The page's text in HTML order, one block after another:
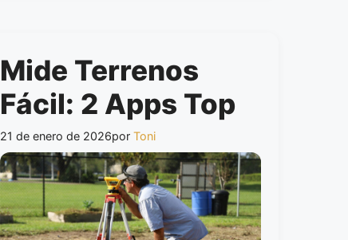
Mide Terrenos
Fácil: 2 Apps Top
21 de enero de 2026por Toni